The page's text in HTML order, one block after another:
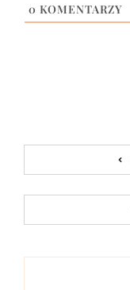
0 KOMENTARZY